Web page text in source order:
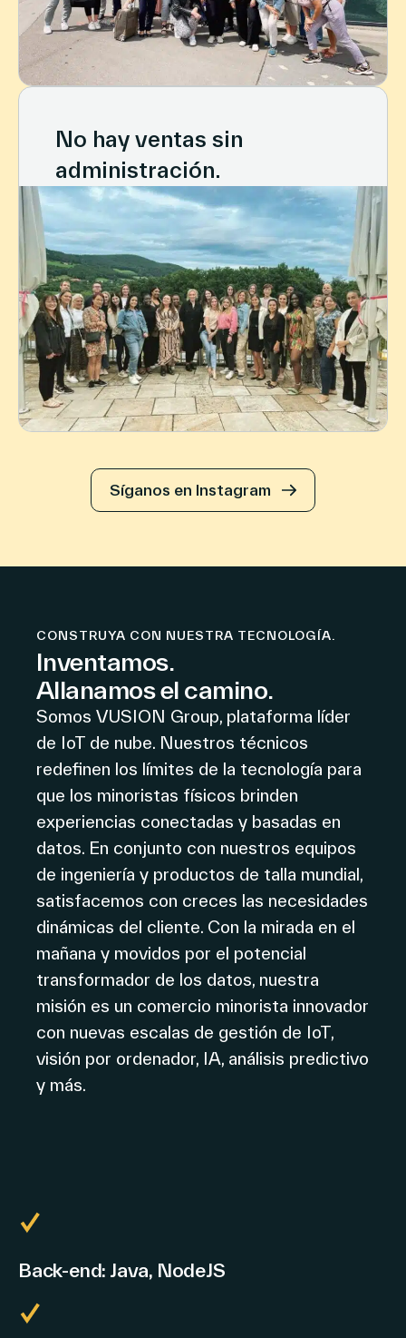
No hay ventas sin
administración.
Síganos en Instagram
CONSTRUYA CON NUESTRA TECNOLOGÍA.
Inventamos.
Allanamos el camino.
Somos ​​VUSION Group, plataforma líder
de IoT de nube. Nuestros técnicos
redefinen los límites de la tecnología para
que los minoristas físicos brinden
experiencias conectadas y basadas en
datos. En conjunto con nuestros equipos
de ingeniería y productos de talla mundial,
satisfacemos con creces las necesidades
dinámicas del cliente. Con la mirada en el
mañana y movidos por el potencial
transformador de los datos, nuestra
misión es un comercio minorista innovador
con nuevas escalas de gestión de IoT,
visión por ordenador, IA, análisis predictivo
y más.
Back-end: Java, NodeJS